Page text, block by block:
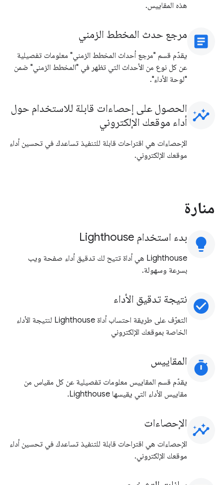
هذه المقاييس.
article مرجع حدث المخطط الزمني
يقدّم قسم "مرجع أحداث المخطط الزمني" معلومات تفصيلية
عن كل نوع من الأحداث التي تظهر في "المخطط الزمني" ضمن
"لوحة الأداء".
insights الحصول على إحصاءات قابلة للاستخدام حول
أداء موقعك الإلكتروني
الإحصاءات هي اقتراحات قابلة للتنفيذ تساعدك في تحسين أداء
موقعك الإلكتروني.
منارة
lightbulb بدء استخدام Lighthouse
‫Lighthouse هي أداة تتيح لك تدقيق أداء صفحة ويب
بسرعة وسهولة.
check_circle نتيجة تدقيق الأداء
التعرّف على طريقة احتساب أداة Lighthouse لنتيجة الأداء
الخاصة بموقعك الإلكتروني
timer المقاييس
يقدّم قسم المقاييس معلومات تفصيلية عن كل مقياس من
مقاييس الأداء التي يقيسها Lighthouse.
insights الإحصاءات
الإحصاءات هي اقتراحات قابلة للتنفيذ تساعدك في تحسين أداء
موقعك الإلكتروني.